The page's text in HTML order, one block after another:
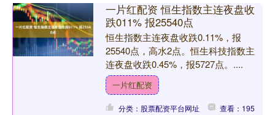
一片红配资 恒生指数主连夜盘收
跌011% 报25540点
恒生指数主连夜盘收跌0.11%，报
25540点，高水2点。恒生科技指数主
连夜盘收跌0.45%，报5727点。....
一片红配资
分类：股票配资平台网址 查看：195